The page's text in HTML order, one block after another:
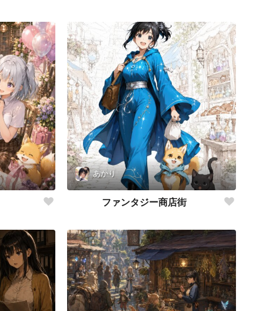
あかり
ファンタジー商店街